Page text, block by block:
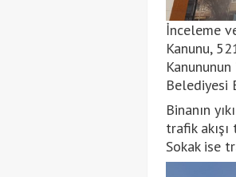
İnceleme
Kanunu,
Belediyesi
Binanın
trafik
Sokak ise